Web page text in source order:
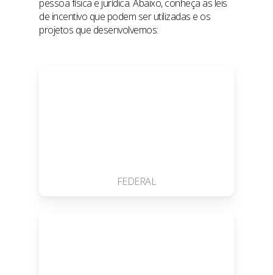
pessoa física e jurídica. Abaixo, conheça as leis
de incentivo que podem ser utilizadas e os
projetos que desenvolvemos:
FEDERAL